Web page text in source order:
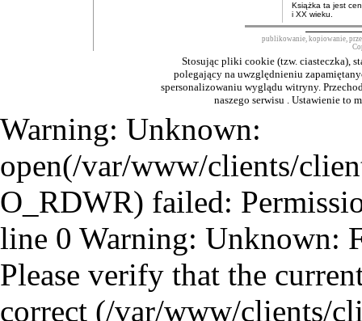
Książka ta jest
i XX wieku.
publikowanie, kopiowanie,
Stosując pliki cookie (tzw. ciasteczka),
polegający na uwzględnieniu
spersonalizowaniu wyglądu witryny.
naszego serwisu . Ustawienie to
Warning: Unknown:
open(/var/www/clients/
O_RDWR) failed:
line 0 Warning: Unknown:
Please verify that the
correct (/var/www/clients/